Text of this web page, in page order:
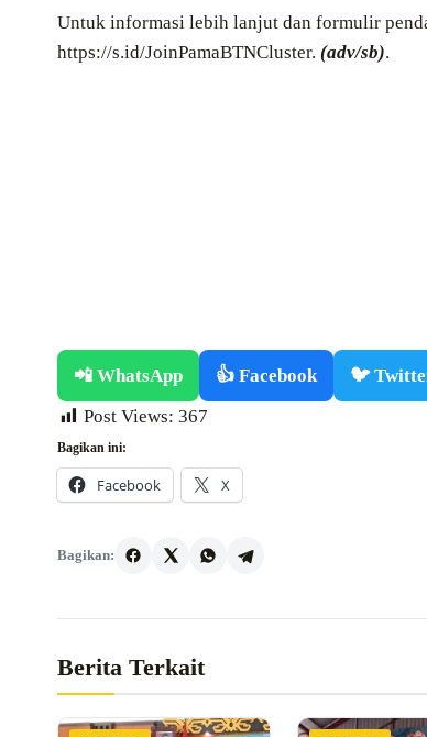
Untuk informasi lebih lanjut dan formulir
https://s.id/JoinPamaBTNCluster. (adv/sb).
📲 WhatsApp 👍 Facebook 🐦
Post Views: 367
Bagikan ini:
Facebook X
Bagikan:
Berita Terkait